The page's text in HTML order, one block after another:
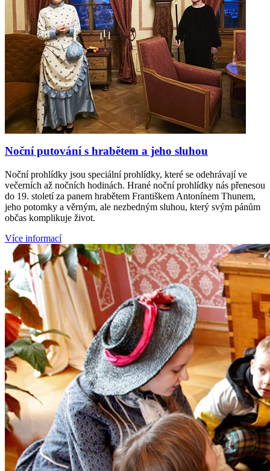
Noční putování s hrabětem a jeho sluhou
Noční prohlídky jsou speciální prohlídky, které se odehrávají ve
večerních až nočních hodinách. Hrané noční prohlídky nás přenesou
do 19. století za panem hrabětem Františkem Antonínem Thunem,
jeho potomky a věrným, ale nezbedným sluhou, který svým pánům
občas komplikuje život.
Více informací